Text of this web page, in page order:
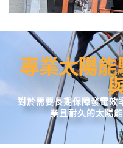
專業太陽
對於需要長期保障發電效
業且耐久的太陽